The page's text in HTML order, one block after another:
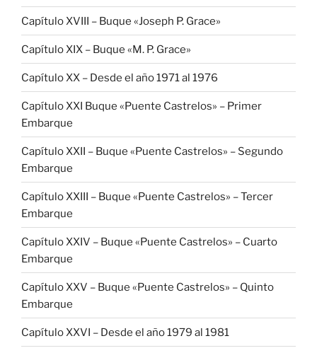
Capítulo XVIII – Buque «Joseph P. Grace»
Capítulo XIX – Buque «M. P. Grace»
Capítulo XX – Desde el año 1971 al 1976
Capítulo XXI Buque «Puente Castrelos» – Primer
Embarque
Capítulo XXII – Buque «Puente Castrelos» – Segundo
Embarque
Capítulo XXIII – Buque «Puente Castrelos» – Tercer
Embarque
Capítulo XXIV – Buque «Puente Castrelos» – Cuarto
Embarque
Capítulo XXV – Buque «Puente Castrelos» – Quinto
Embarque
Capítulo XXVI – Desde el año 1979 al 1981